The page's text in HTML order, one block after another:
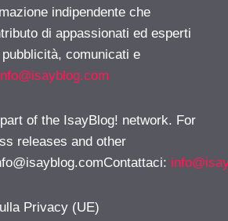
indipendente che
di appassionati ed esperti
comunicati e
of the IsayBlog! network. For
releases and other
:
Privacy (UE)